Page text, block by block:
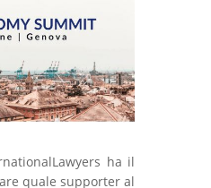
ha il
quale supporter al